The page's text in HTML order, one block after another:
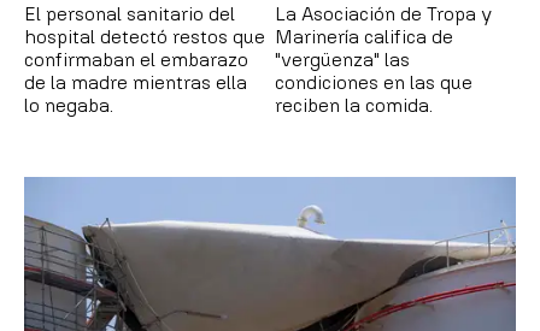
El personal sanitario del
hospital detectó restos que
confirmaban el embarazo
de la madre mientras ella
lo negaba.
La Asociación de Tropa y
Marinería califica de
"vergüenza" las
condiciones en las que
reciben la comida.